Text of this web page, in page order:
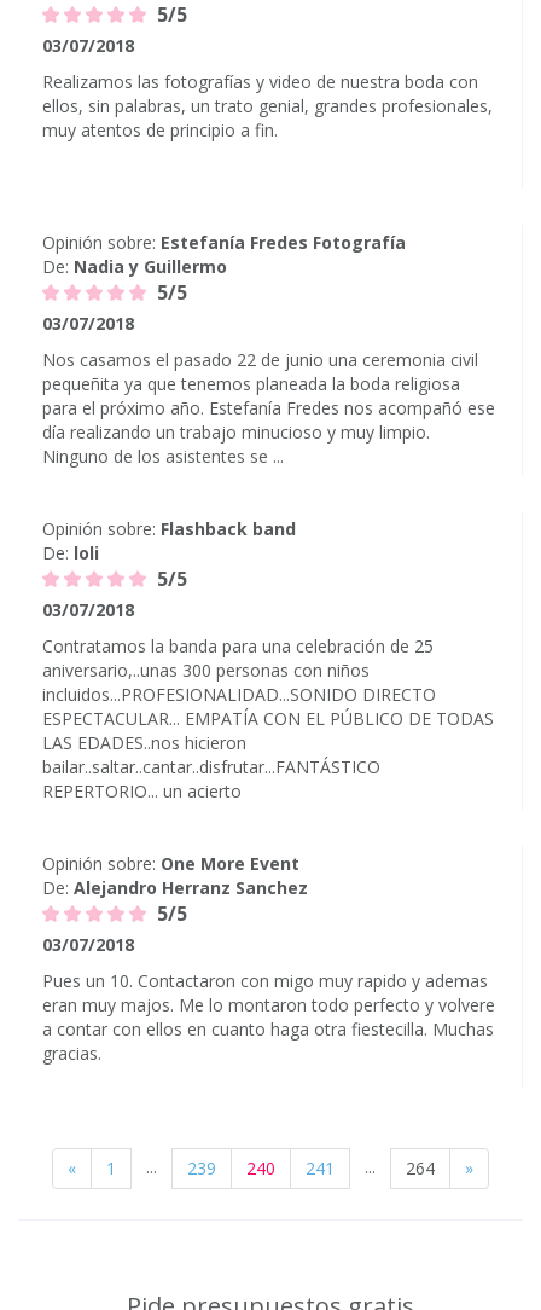
5/5
03/07/2018
Realizamos las fotografías y video de nuestra boda con
ellos, sin palabras, un trato genial, grandes profesionales,
muy atentos de principio a fin.
Opinión sobre: Estefanía Fredes Fotografía
De: Nadia y Guillermo
5/5
03/07/2018
Nos casamos el pasado 22 de junio una ceremonia civil
pequeñita ya que tenemos planeada la boda religiosa
para el próximo año. Estefanía Fredes nos acompañó ese
día realizando un trabajo minucioso y muy limpio.
Ninguno de los asistentes se ...
Opinión sobre: Flashback band
De: loli
5/5
03/07/2018
Contratamos la banda para una celebración de 25
aniversario,..unas 300 personas con niños
incluidos...PROFESIONALIDAD...SONIDO DIRECTO
ESPECTACULAR... EMPATÍA CON EL PÚBLICO DE TODAS
LAS EDADES..nos hicieron
bailar..saltar..cantar..disfrutar...FANTÁSTICO
REPERTORIO... un acierto
Opinión sobre: One More Event
De: Alejandro Herranz Sanchez
5/5
03/07/2018
Pues un 10. Contactaron con migo muy rapido y ademas
eran muy majos. Me lo montaron todo perfecto y volvere
a contar con ellos en cuanto haga otra fiestecilla. Muchas
gracias.
« 1 ... 239 240 241 ... 264 »